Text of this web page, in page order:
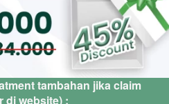
tambahan jika claim
di website) :